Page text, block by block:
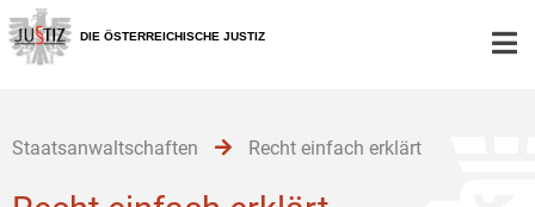
Zur
Hauptnavigation
[1]
Zum
Inhalt
[2]
Zum
Untermenü
[3]
DIE ÖSTERREICHISCHE JUSTIZ
Staatsanwaltschaften Recht einfach erklärt